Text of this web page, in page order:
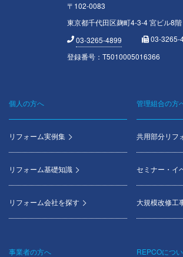
〒102-0083
東京都千代田区麹町4-3-4 宮ビル8階
03-3265-4899
03-3265-
登録番号：T5010005016366
Footer
menu
個人の方へ
リフォーム実例集
リフォーム基礎知識
リフォーム会社を探す
管理組合の方
共用部分リフ
セミナー・イ
大規模改修工
事業者の方へ REPCOにつ